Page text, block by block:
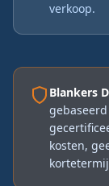
verkoop.
Blankers
kosten,